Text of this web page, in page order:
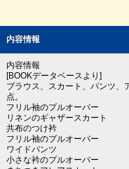
内容情報
内容情報
[BOOKデータベースより]
ブラウス、スカート、パンツ、
点。
フリル袖のプルオーバー
リネンのギャザースカート
共布のつけ衿
フリル袖のプルオーバー
ワイドパンツ
小さな衿のプルオーバー